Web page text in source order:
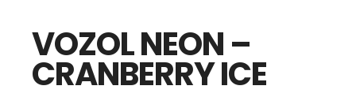
VOZOL NEON –
CRANBERRY ICE